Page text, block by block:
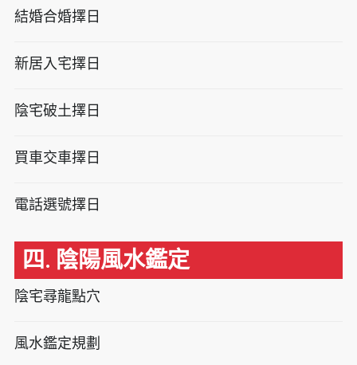
結婚合婚擇日
新居入宅擇日
陰宅破土擇日
買車交車擇日
電話選號擇日
四. 陰陽風水鑑定
陰宅尋龍點穴
風水鑑定規劃